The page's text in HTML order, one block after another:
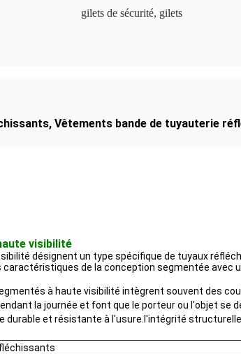
gilets de sécurité, gilets
, Vêtements bande de tuyauterie
visibilité
désignent un type spécifique de tuyaux
de la conception segmentée
à haute visibilité intègrent souvent des
la journée et font que le porteur ou l'objet se
durable et résistante à l'usure.l'intégrité